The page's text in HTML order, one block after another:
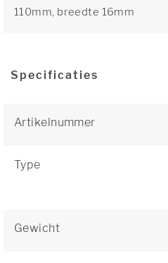
110mm, breedte 16mm
Specificaties
Artikelnummer
Type
Gewicht